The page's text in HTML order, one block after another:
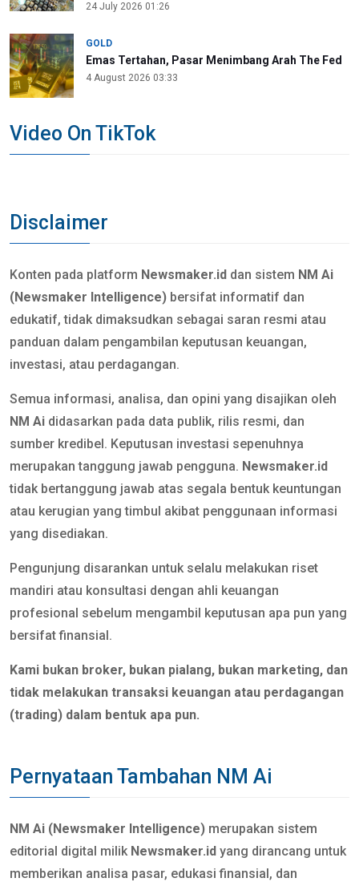
24 July 2026 01:26
GOLD
Emas Tertahan, Pasar Menimbang Arah The Fed
4 August 2026 03:33
Video On TikTok
Disclaimer
Konten pada platform Newsmaker.id dan sistem NM Ai
(Newsmaker Intelligence) bersifat informatif dan
edukatif, tidak dimaksudkan sebagai saran resmi atau
panduan dalam pengambilan keputusan keuangan,
investasi, atau perdagangan.
Semua informasi, analisa, dan opini yang disajikan oleh
NM Ai didasarkan pada data publik, rilis resmi, dan
sumber kredibel. Keputusan investasi sepenuhnya
merupakan tanggung jawab pengguna. Newsmaker.id
tidak bertanggung jawab atas segala bentuk keuntungan
atau kerugian yang timbul akibat penggunaan informasi
yang disediakan.
Pengunjung disarankan untuk selalu melakukan riset
mandiri atau konsultasi dengan ahli keuangan
profesional sebelum mengambil keputusan apa pun yang
bersifat finansial.
Kami bukan broker, bukan pialang, bukan marketing, dan
tidak melakukan transaksi keuangan atau perdagangan
(trading) dalam bentuk apa pun.
Pernyataan Tambahan NM Ai
NM Ai (Newsmaker Intelligence) merupakan sistem
editorial digital milik Newsmaker.id yang dirancang untuk
memberikan analisa pasar, edukasi finansial, dan